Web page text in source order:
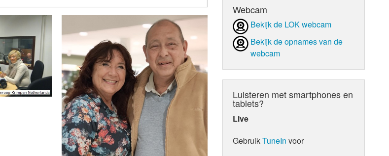
Programmabeleid Bepalend Orgaan
Weerman
Over Krimpen a/d IJssel
Webcam
Bekijk de LOK webcam
Bekijk de opnames van de
webcam
Luisteren met smartphones en
tablets?
Live
GebruikTuneIn voor